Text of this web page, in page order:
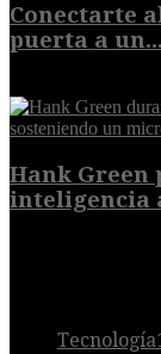
Conectarte
puerta a un...
Hank Green
inteligencia
Tecnología